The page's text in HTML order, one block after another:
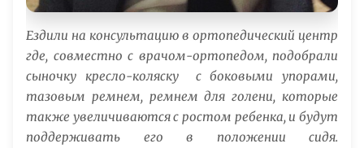
Ездили на консультацию в ортопедический центр
где, совместно с врачом-ортопедом, подобрали
сыночку кресло-коляску с боковыми упорами,
тазовым ремнем, ремнем для голени, которые
также увеличиваются с ростом ребенка, и будут
поддерживать его в положении сидя.